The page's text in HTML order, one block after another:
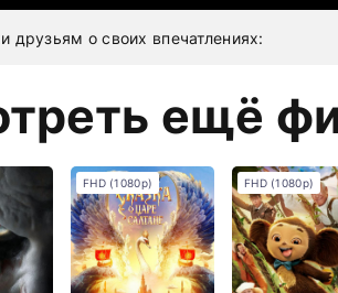
друзьям о своих впечатлениях:
ещё
FHD (1080p) FHD (1080p)